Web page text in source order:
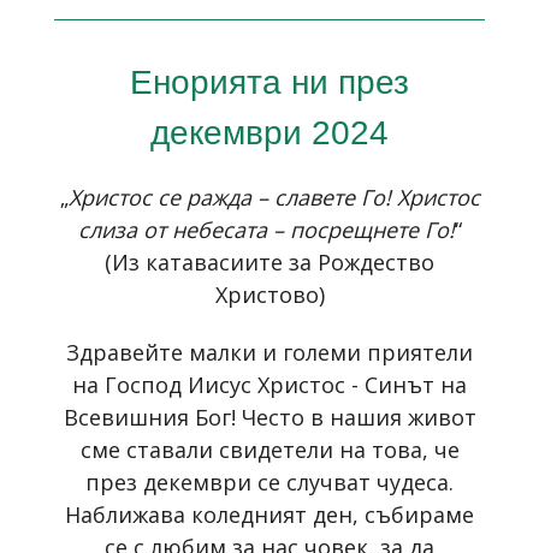
Енорията ни през
декември 2024
„Христос се ражда – славете Го! Христос
слиза от небесата – посрещнете Го!“
(Из катавасиите за Рождество
Христово)
Здравейте малки и големи приятели
на Господ Иисус Христос - Синът на
Всевишния Бог! Често в нашия живот
сме ставали свидетели на това, че
през декември се случват чудеса.
Наближава коледният ден, събираме
се с любим за нас човек, за да